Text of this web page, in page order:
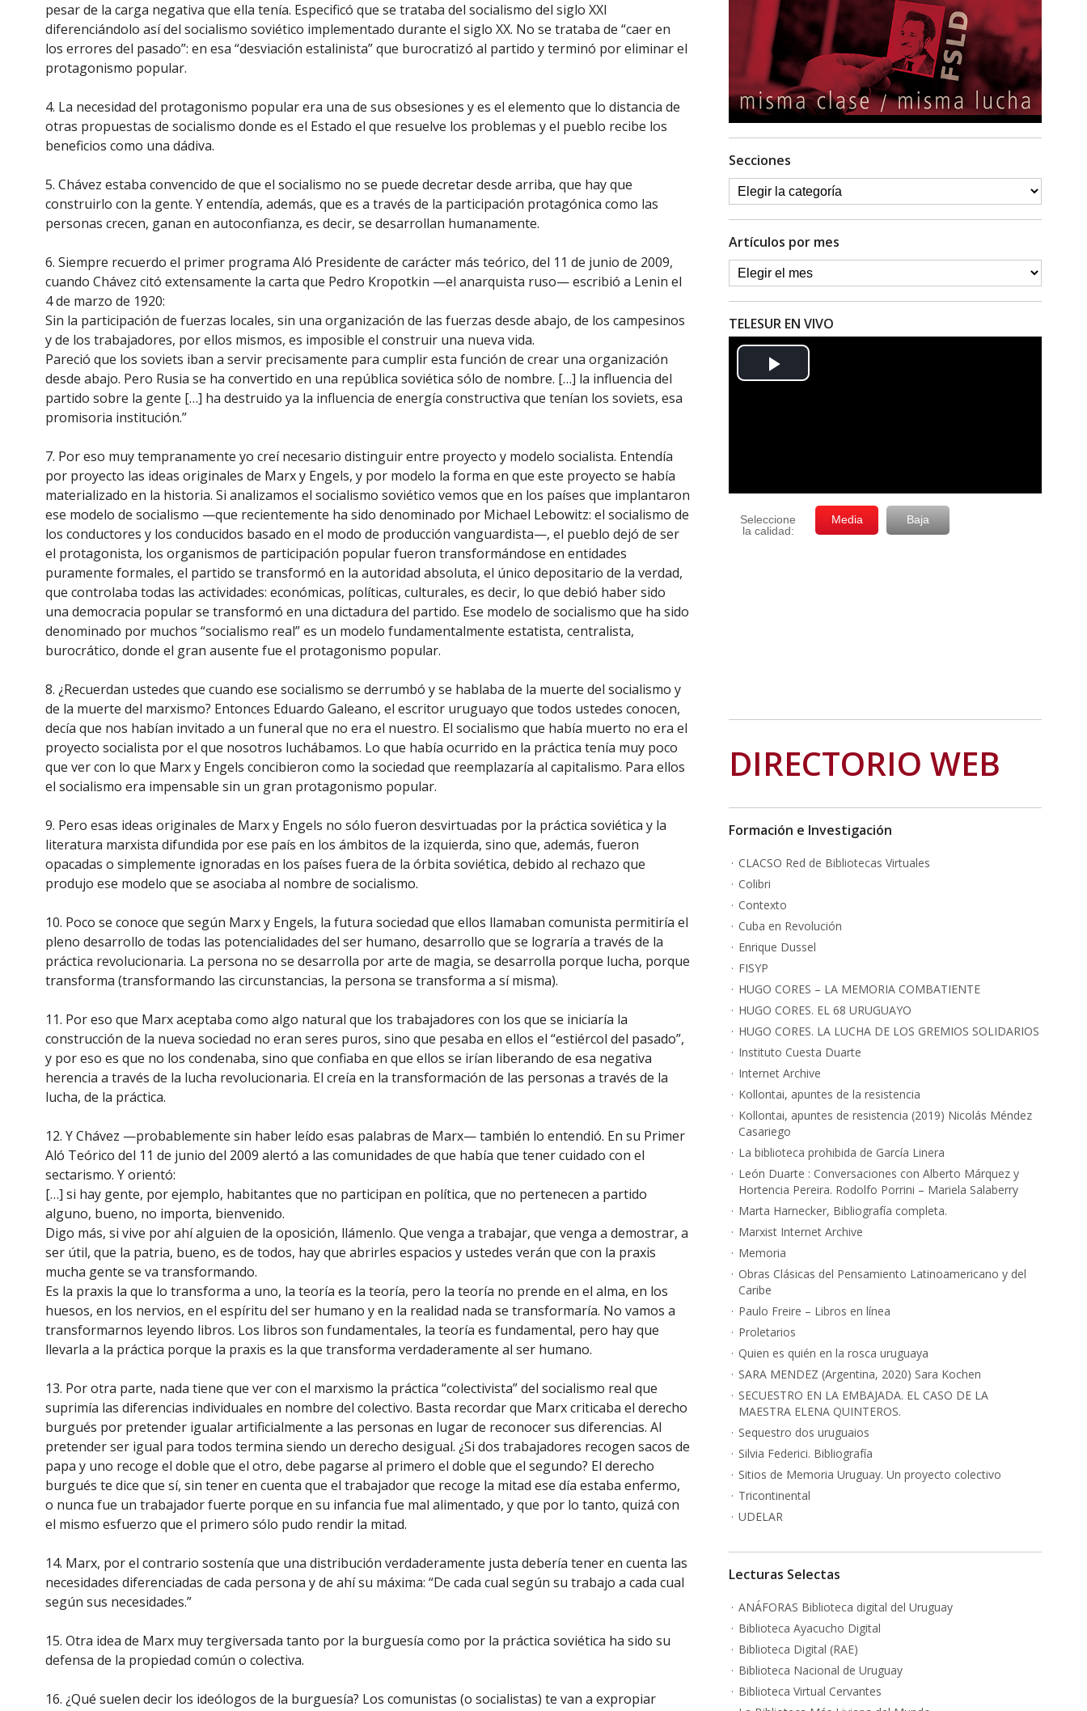
pesar de la carga negativa que ella tenía. Especificó que se trataba del socialismo del siglo XXI
diferenciándolo así del socialismo soviético implementado durante el siglo XX. No se trataba de “caer en
los errores del pasado”: en esa “desviación estalinista” que burocratizó al partido y terminó por eliminar el
protagonismo popular.
4. La necesidad del protagonismo popular era una de sus obsesiones y es el elemento que lo distancia de
otras propuestas de socialismo donde es el Estado el que resuelve los problemas y el pueblo recibe los
beneficios como una dádiva.
5. Chávez estaba convencido de que el socialismo no se puede decretar desde arriba, que hay que
construirlo con la gente. Y entendía, además, que es a través de la participación protagónica como las
personas crecen, ganan en autoconfianza, es decir, se desarrollan humanamente.
6. Siempre recuerdo el primer programa Aló Presidente de carácter más teórico, del 11 de junio de 2009,
cuando Chávez citó extensamente la carta que Pedro Kropotkin —el anarquista ruso— escribió a Lenin el
4 de marzo de 1920:
Sin la participación de fuerzas locales, sin una organización de las fuerzas desde abajo, de los campesinos
y de los trabajadores, por ellos mismos, es imposible el construir una nueva vida.
Pareció que los soviets iban a servir precisamente para cumplir esta función de crear una organización
desde abajo. Pero Rusia se ha convertido en una república soviética sólo de nombre. […] la influencia del
partido sobre la gente […] ha destruido ya la influencia de energía constructiva que tenían los soviets, esa
promisoria institución.”
7. Por eso muy tempranamente yo creí necesario distinguir entre proyecto y modelo socialista. Entendía
por proyecto las ideas originales de Marx y Engels, y por modelo la forma en que este proyecto se había
materializado en la historia. Si analizamos el socialismo soviético vemos que en los países que implantaron
ese modelo de socialismo —que recientemente ha sido denominado por Michael Lebowitz: el socialismo de
los conductores y los conducidos basado en el modo de producción vanguardista—, el pueblo dejó de ser
el protagonista, los organismos de participación popular fueron transformándose en entidades
puramente formales, el partido se transformó en la autoridad absoluta, el único depositario de la verdad,
que controlaba todas las actividades: económicas, políticas, culturales, es decir, lo que debió haber sido
una democracia popular se transformó en una dictadura del partido. Ese modelo de socialismo que ha sido
denominado por muchos “socialismo real” es un modelo fundamentalmente estatista, centralista,
burocrático, donde el gran ausente fue el protagonismo popular.
8. ¿Recuerdan ustedes que cuando ese socialismo se derrumbó y se hablaba de la muerte del socialismo y
de la muerte del marxismo? Entonces Eduardo Galeano, el escritor uruguayo que todos ustedes conocen,
decía que nos habían invitado a un funeral que no era el nuestro. El socialismo que había muerto no era el
proyecto socialista por el que nosotros luchábamos. Lo que había ocurrido en la práctica tenía muy poco
que ver con lo que Marx y Engels concibieron como la sociedad que reemplazaría al capitalismo. Para ellos
el socialismo era impensable sin un gran protagonismo popular.
9. Pero esas ideas originales de Marx y Engels no sólo fueron desvirtuadas por la práctica soviética y la
literatura marxista difundida por ese país en los ámbitos de la izquierda, sino que, además, fueron
opacadas o simplemente ignoradas en los países fuera de la órbita soviética, debido al rechazo que
produjo ese modelo que se asociaba al nombre de socialismo.
10. Poco se conoce que según Marx y Engels, la futura sociedad que ellos llamaban comunista permitiría el
pleno desarrollo de todas las potencialidades del ser humano, desarrollo que se lograría a través de la
práctica revolucionaria. La persona no se desarrolla por arte de magia, se desarrolla porque lucha, porque
transforma (transformando las circunstancias, la persona se transforma a sí misma).
11. Por eso que Marx aceptaba como algo natural que los trabajadores con los que se iniciaría la
construcción de la nueva sociedad no eran seres puros, sino que pesaba en ellos el “estiércol del pasado”,
y por eso es que no los condenaba, sino que confiaba en que ellos se irían liberando de esa negativa
herencia a través de la lucha revolucionaria. El creía en la transformación de las personas a través de la
lucha, de la práctica.
12. Y Chávez —probablemente sin haber leído esas palabras de Marx— también lo entendió. En su Primer
Aló Teórico del 11 de junio del 2009 alertó a las comunidades de que había que tener cuidado con el
sectarismo. Y orientó:
[…] si hay gente, por ejemplo, habitantes que no participan en política, que no pertenecen a partido
alguno, bueno, no importa, bienvenido.
Digo más, si vive por ahí alguien de la oposición, llámenlo. Que venga a trabajar, que venga a demostrar, a
ser útil, que la patria, bueno, es de todos, hay que abrirles espacios y ustedes verán que con la praxis
mucha gente se va transformando.
Es la praxis la que lo transforma a uno, la teoría es la teoría, pero la teoría no prende en el alma, en los
huesos, en los nervios, en el espíritu del ser humano y en la realidad nada se transformaría. No vamos a
transformarnos leyendo libros. Los libros son fundamentales, la teoría es fundamental, pero hay que
llevarla a la práctica porque la praxis es la que transforma verdaderamente al ser humano.
13. Por otra parte, nada tiene que ver con el marxismo la práctica “colectivista” del socialismo real que
suprimía las diferencias individuales en nombre del colectivo. Basta recordar que Marx criticaba el derecho
burgués por pretender igualar artificialmente a las personas en lugar de reconocer sus diferencias. Al
pretender ser igual para todos termina siendo un derecho desigual. ¿Si dos trabajadores recogen sacos de
papa y uno recoge el doble que el otro, debe pagarse al primero el doble que el segundo? El derecho
burgués te dice que sí, sin tener en cuenta que el trabajador que recoge la mitad ese día estaba enfermo,
o nunca fue un trabajador fuerte porque en su infancia fue mal alimentado, y que por lo tanto, quizá con
el mismo esfuerzo que el primero sólo pudo rendir la mitad.
14. Marx, por el contrario sostenía que una distribución verdaderamente justa debería tener en cuenta las
necesidades diferenciadas de cada persona y de ahí su máxima: “De cada cual según su trabajo a cada cual
según sus necesidades.”
15. Otra idea de Marx muy tergiversada tanto por la burguesía como por la práctica soviética ha sido su
defensa de la propiedad común o colectiva.
16. ¿Qué suelen decir los ideólogos de la burguesía? Los comunistas (o socialistas) te van a expropiar
Secciones
Artículos por mes
TELESUR EN VIVO
DIRECTORIO WEB
Formación e Investigación
CLACSO Red de Bibliotecas Virtuales
Colibri
Contexto
Cuba en Revolución
Enrique Dussel
FISYP
HUGO CORES – LA MEMORIA COMBATIENTE
HUGO CORES. EL 68 URUGUAYO
HUGO CORES. LA LUCHA DE LOS GREMIOS SOLIDARIOS
Instituto Cuesta Duarte
Internet Archive
Kollontai, apuntes de la resistencia
Kollontai, apuntes de resistencia (2019) Nicolás Méndez
Casariego
La biblioteca prohibida de García Linera
León Duarte : Conversaciones con Alberto Márquez y
Hortencia Pereira. Rodolfo Porrini – Mariela Salaberry
Marta Harnecker, Bibliografía completa.
Marxist Internet Archive
Memoria
Obras Clásicas del Pensamiento Latinoamericano y del
Caribe
Paulo Freire – Libros en línea
Proletarios
Quien es quién en la rosca uruguaya
SARA MENDEZ (Argentina, 2020) Sara Kochen
SECUESTRO EN LA EMBAJADA. EL CASO DE LA
MAESTRA ELENA QUINTEROS.
Sequestro dos uruguaios
Silvia Federici. Bibliografía
Sitios de Memoria Uruguay. Un proyecto colectivo
Tricontinental
UDELAR
Lecturas Selectas
ANÁFORAS Biblioteca digital del Uruguay
Biblioteca Ayacucho Digital
Biblioteca Digital (RAE)
Biblioteca Nacional de Uruguay
Biblioteca Virtual Cervantes